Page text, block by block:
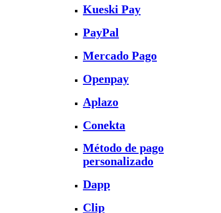
Kueski Pay
PayPal
Mercado Pago
Openpay
Aplazo
Conekta
Método de pago
personalizado
Dapp
Clip